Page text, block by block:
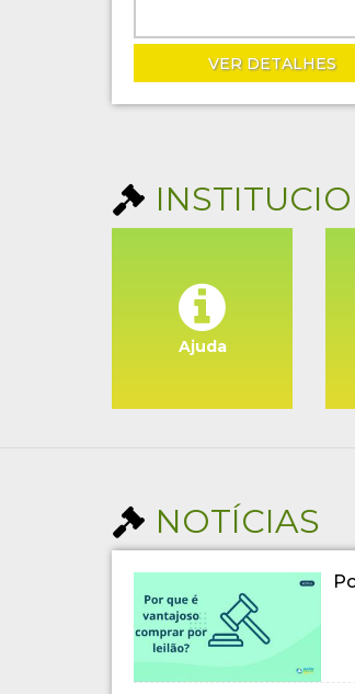
VER DETALHES
Ajuda
NOTÍCIAS